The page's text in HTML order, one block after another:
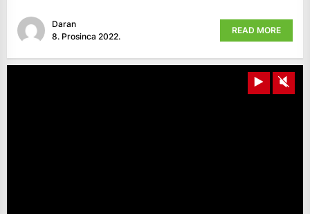
Daran
8. Prosinca 2022.
READ MORE
Play